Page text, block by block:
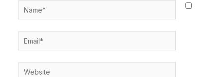
Name*
Email*
Website